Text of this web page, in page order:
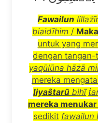
Fawailun lillażī
biaidīhim /
untuk yang
dengan tangan-
yaqūlūna hāżā
mereka
liyaŝtarū bihī ṫ
mereka menukar
sedikit fawailun